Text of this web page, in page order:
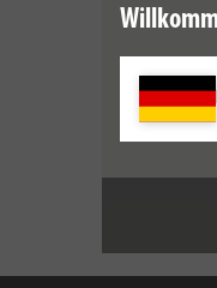
Weitere